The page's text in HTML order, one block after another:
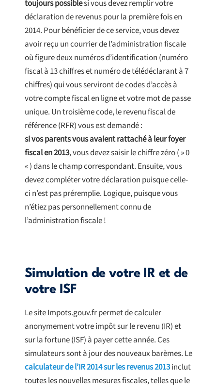
toujours possiblesi vous devez remplir votre
déclaration de revenus pour la première fois en
2014. Pour bénéficier de ce service, vous devez
avoir reçu un courrier de l’administration fiscale
où figure deux numéros d’identification (numéro
fiscal à 13 chiffres et numéro de télédéclarant à 7
chiffres) qui vous serviront de codes d’accès à
votre compte fiscal en ligne et votre mot de passe
unique. Un troisième code, le revenu fiscal de
référence (RFR) vous est demandé :
si vos parents vous avaient rattaché à leur foyer
fiscal en 2013, vous devez saisir le chiffre zéro ( » 0
« ) dans le champ correspondant. Ensuite, vous
devez compléter votre déclaration puisque celle-
ci n’est pas préremplie. Logique, puisque vous
n’étiez pas personnellement connu de
l’administration fiscale !
Simulation de votre IR et de
votre ISF
Le site Impots.gouv.fr permet de calculer
anonymement votre impôt sur le revenu (IR) et
sur la fortune (ISF) à payer cette année. Ces
simulateurs sont à jour des nouveaux barèmes. Le
calculateur de l’IR 2014 sur les revenus 2013inclut
toutes les nouvelles mesures fiscales, telles que le